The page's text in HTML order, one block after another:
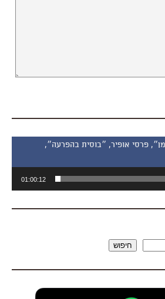
״ספיידרמן״, פרסי אופיר, ״בוסית בהפרעה״,
01:00:12
חיפוש